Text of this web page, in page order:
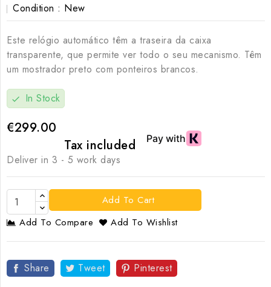
Condition : New
Este relógio automático têm a traseira da caixa
transparente, que permite ver todo o seu mecanismo. Têm
um mostrador preto com ponteiros brancos.
check In Stock
€299.00
Tax included
Deliver in 3 - 5 work days
Add To Cart
Add To Compare
Add To Wishlist
Share Tweet Pinterest